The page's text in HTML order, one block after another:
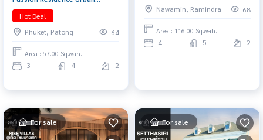
@Chalong
Hot Deal
Phuket, Patong
64
Area : 57.00 Sq.wah.
3 4 2
Nawamin, Ramindra
68
Area : 116.00 Sq.wah.
4 5 2
For sale For sale